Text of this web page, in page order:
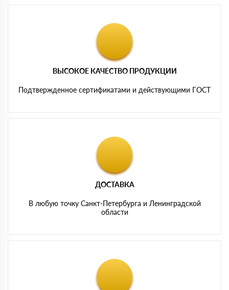
ВЫСОКОЕ КАЧЕСТВО ПРОДУКЦИИ
Подтвержденное сертификатами и действующими ГОСТ
ДОСТАВКА
В любую точку Санкт-Петербурга и Ленинградской
области